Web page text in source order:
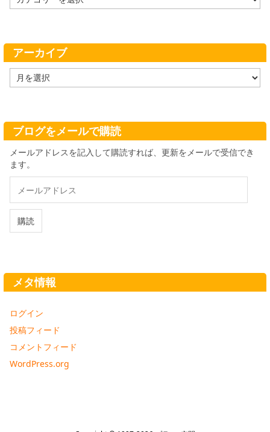
テ
ー
アーカイブ
ー
ブ
ブログをメールで購読
メールアドレスを記入して購読すれば、更新をメールで受信でき
ます。
ル
ド
購読
メタ情報
ログイン
投稿フィード
コメントフィード
WordPress.org